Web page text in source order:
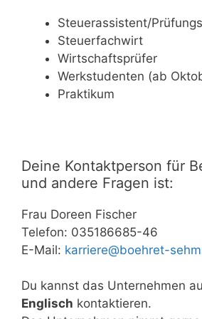
Steuerassistent/
Steuerfachwirt
Wirtschaftsprüfer
Werkstudenten (ab
Praktikum
Deine Kontaktperson für
und andere Fragen ist:
Frau Doreen Fischer
Telefon: 035186685-46
E-Mail: karriere@boehret-
Du kannst das Unternehmen
Englisch kontaktieren.